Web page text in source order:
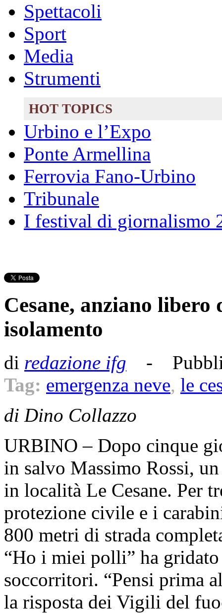
Spettacoli
Sport
Media
Strumenti
HOT TOPICS
Urbino e l’Expo
Ponte Armellina
Ferrovia Fano-Urbino
Tribunale
I festival di giornalismo
Cesane, anziano
isolamento
di redazione ifg -
Tag: emergenza neve, le
di Dino Collazzo
URBINO – Dopo cinque
in salvo Massimo Rossi,
in località Le Cesane. Per
protezione civile e i
800 metri di strada
“Ho i miei polli” ha
soccorritori. “Pensi prima
la risposta dei Vigili del